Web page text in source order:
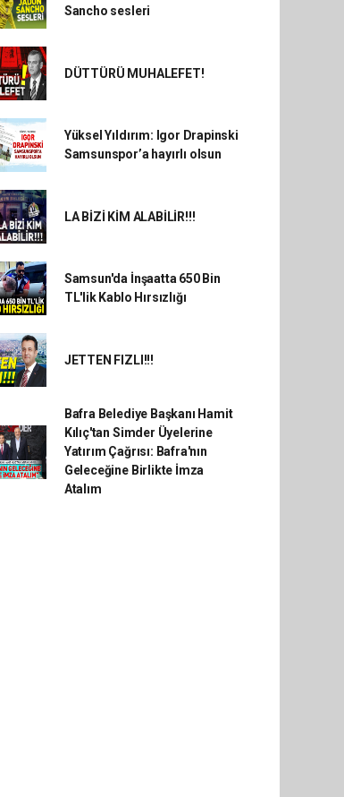
Sancho sesleri
DÜTTÜRÜ MUHALEFET!
Yüksel Yıldırım: Igor Drapinski
Samsunspor’a hayırlı olsun
LA BİZİ KİM ALABİLİR!!!
Samsun'da İnşaatta 650 Bin
TL'lik Kablo Hırsızlığı
JETTEN FIZLI!!!
Bafra Belediye Başkanı Hamit
Kılıç'tan Simder Üyelerine
Yatırım Çağrısı: Bafra'nın
Geleceğine Birlikte İmza
Atalım